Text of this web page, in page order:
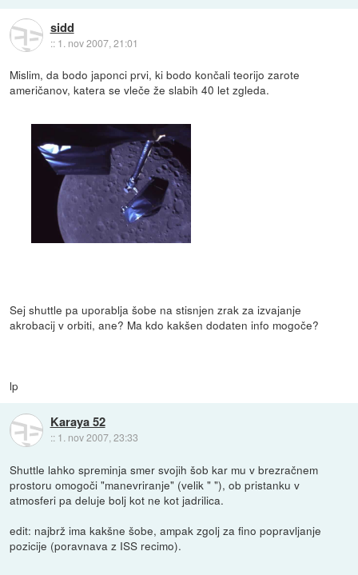
sidd
:: 1. nov 2007, 21:01
Mislim, da bodo japonci prvi, ki bodo končali teorijo zarote
američanov, katera se vleče že slabih 40 let zgleda.
Sej shuttle pa uporablja šobe na stisnjen zrak za izvajanje
akrobacij v orbiti, ane? Ma kdo kakšen dodaten info mogoče?
lp
Karaya 52
:: 1. nov 2007, 23:33
Shuttle lahko spreminja smer svojih šob kar mu v brezračnem
prostoru omogoči "manevriranje" (velik " "), ob pristanku v
atmosferi pa deluje bolj kot ne kot jadrilica.
edit: najbrž ima kakšne šobe, ampak zgolj za fino popravljanje
pozicije (poravnava z ISS recimo).